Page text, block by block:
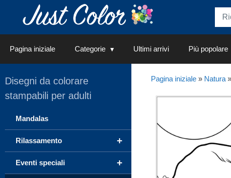
Pagina iniziale Categorie Ultimi arrivi Più popolare
Pagina iniziale» Natura»
Disegni da colorare
stampabili per adulti
Mandalas
+
Rilassamento
+
Eventi speciali